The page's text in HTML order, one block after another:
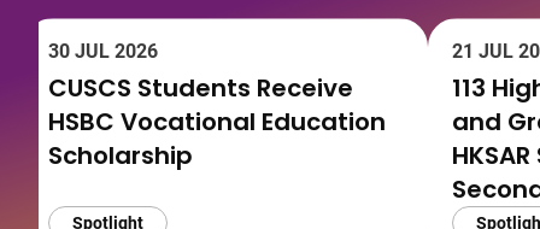
30 JUL 2026
CUSCS Students Receive
HSBC Vocational Education
Scholarship
Spotlight
21 JUL
113
and